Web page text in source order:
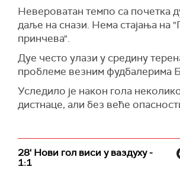
Невероватан темпо са почетка
даље на снази. Нема стајања на
принчева".
Дуе често улази у средину
проблеме везним фудбалерима
Уследило је након гола
дистнаце, али без веће
28' Нови гол виси у ваздуху -
1:1